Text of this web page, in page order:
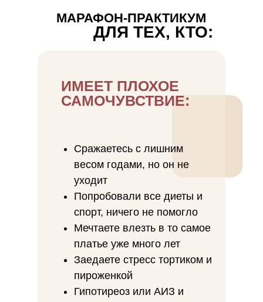
ДЛЯ ТЕХ, КТО:
Сражаетесь с лишним
весом годами, но он не
уходит
Попробовали все диеты и
спорт, ничего не помогло
Мечтаете влезть в то самое
платье уже много лет
Заедаете стресс тортиком и
пироженкой
Гипотиреоз или АИЗ и
ИМЕЕТ ПЛОХОЕ
САМОЧУВСТВИЕ:
МАРАФОН-ПРАКТИКУМ